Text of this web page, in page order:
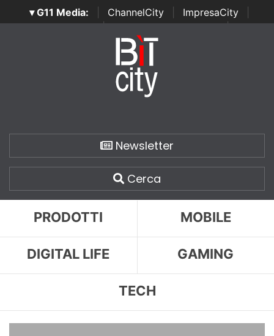
▾ G11 Media: ChannelCity ImpresaCity
SecurityOpenLab | Italian Channel Awards | Italian
Italian Security Awards
Newsletter
Cerca
PRODOTTI MOBILE
DIGITAL LIFE GAMING
TECH